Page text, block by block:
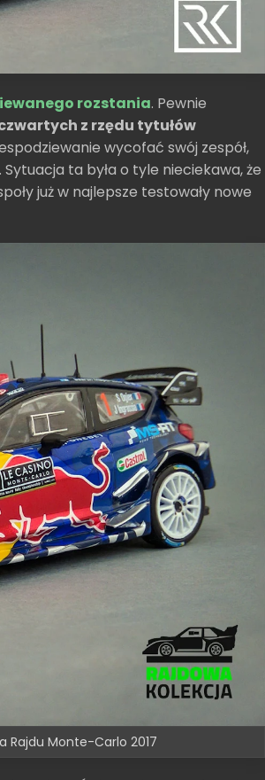
rozstania. Pewnie
z rzędu tytułów
wycofać swój zespół,
. Sytuacja ta była o tyle nieciekawa, że
już w najlepsze testowały nowe
Rajdu Monte-Carlo 2017